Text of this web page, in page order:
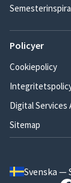
Policyer
Cookiepolicy
Digital Services
Sitemap
Svenska —